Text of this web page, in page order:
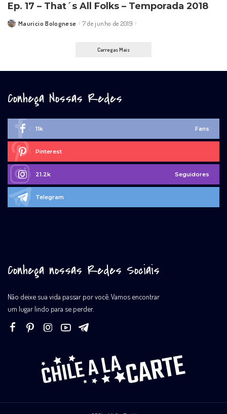
Ep. 17 – That´s All Folks – Temporada 2018
PostedMauricio Bolognese 7 de junho de 2019
Carregas Mais
Conheça Nossas Redes
11k Fans
Pinterest
21.2k Seguidores
Telegram
Conheça nossas Redes Sociais
Não deixe sua vida passar por você. Vamos encontrar
um lugar lindo para se perder.